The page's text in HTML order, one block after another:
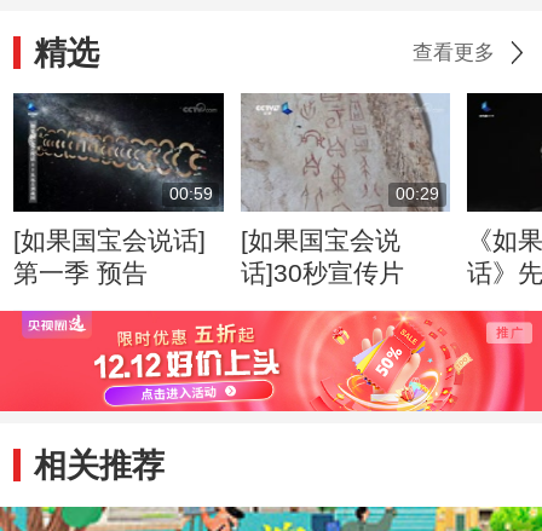
精选 查看更多
00:59
[如果国宝会说话]
第一季 预告
00:29
[如果国宝会说
话]30秒宣传片
《如
话》
相关推荐